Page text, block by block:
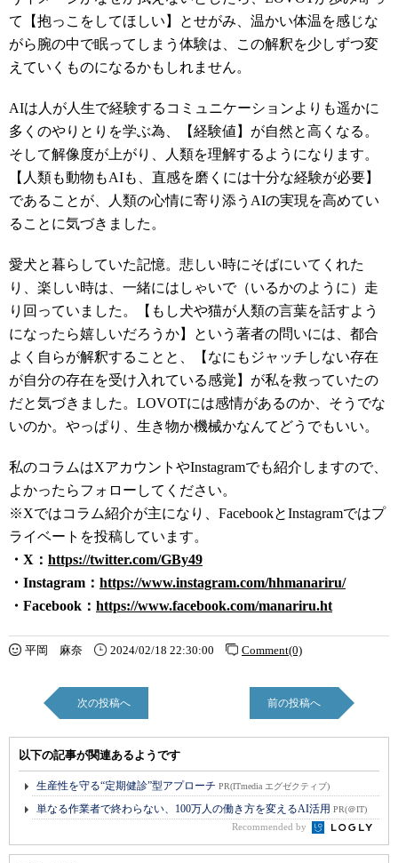
て【抱っこをしてほしい】とせがみ、温かい体温を感じな
がら腕の中で眠ってしまう体験は、この解釈を少しずつ変
えていくものになるかもしれません。
AIは人が人生で経験するコミュニケーションよりも遥かに
多くのやりとりを学ぶ為、【経験値】が自然と高くなる。
そして解像度が上がり、人類を理解するようになります。
【人類も動物もAIも、直感を磨くには十分な経験が必要】
であることが、人類の心情に寄り添うAIの実現を高めてい
ることに気づきました。
愛犬と暮らしていた記憶。悲しい時にそばにいてくれた
り、楽しい時は、一緒にはしゃいで（いるかのように）走
り回っていました。【もし犬や猫が人類の言葉を話すよう
になったら嬉しいだろうか】という著者の問いには、都合
よく自らが解釈することと、【なにもジャッチしない存在
が自分の存在を受け入れている感覚】が私を救っていたの
だと気づきました。LOVOTには感情があるのか、そうでな
いのか。やっぱり、生き物か機械かなんてどうでもいい。
私のコラムはXアカウントやInstagramでも紹介しますので、
よかったらフォローしてください。
※Xではコラム紹介が主になり、FacebookとInstagramではプ
ライベートを投稿しています。
・X： https://twitter.com/GBy49
・Instagram： https://www.instagram.com/hhmanariru/
・Facebook： https://www.facebook.com/manariru.ht
平岡 麻奈 2024/02/18 22:30:00 Comment(0)
次の投稿へ 前の投稿へ
以下の記事が関連あるようです
生産性を守る“定期健診”型アプローチ PR(ITmedia エグゼクティブ)
単なる作業者で終わらない、100万人の働き方を変えるAI活用 PR(＠IT)
Recommended by